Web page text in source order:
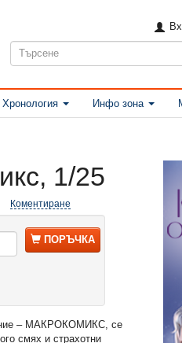
Хронология Инфо зона
1/25
Коментиране
ПОРЪЧКА
– МАКРОКОМИКС, се
смях и страхотни